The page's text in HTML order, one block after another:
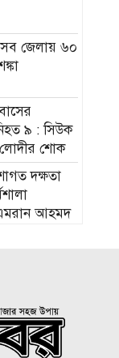
জেলায় ৬০
৯ : সিউক
লোদীর শোক
দক্ষতা
আহমদ
৩ শিশুর